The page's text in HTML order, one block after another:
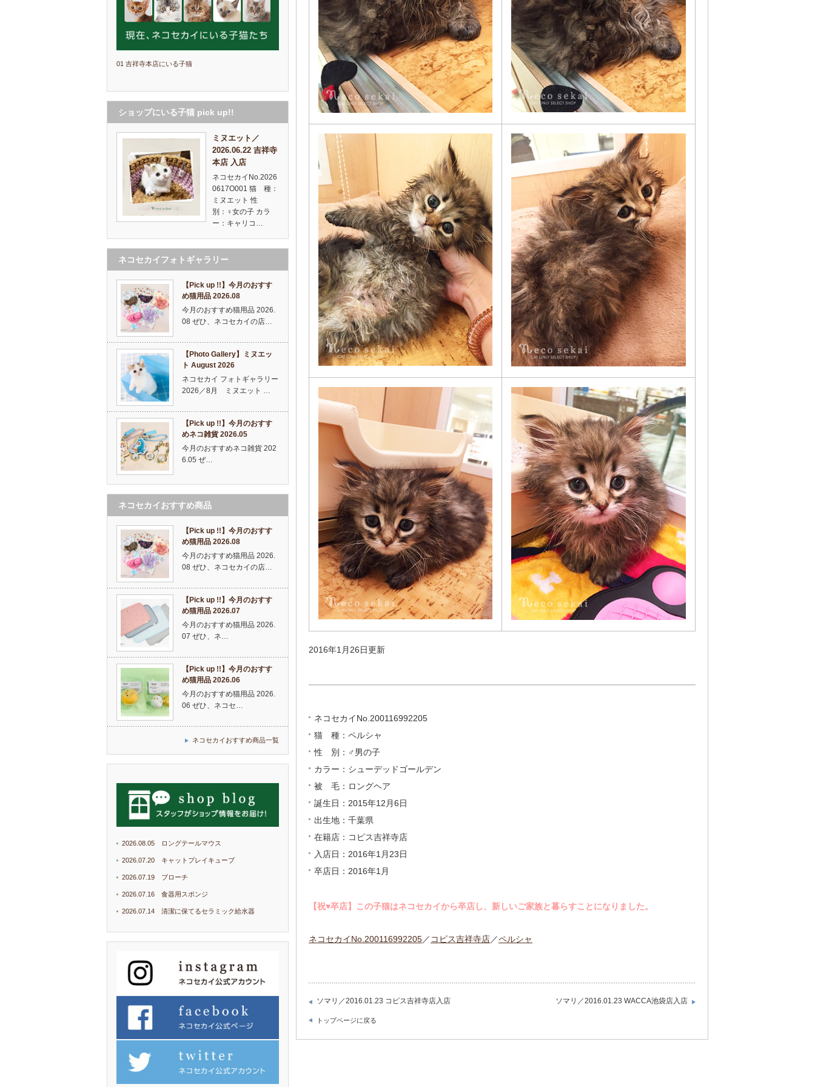
2016年1月26日更新
ネコセカイNo.200116992205
猫 種：ペルシャ
性 別：♂男の子
カラー：シューデッドゴールデン
被 毛：ロングヘア
誕生日：2015年12月6日
出生地：千葉県
在籍店：コピス吉祥寺店
入店日：2016年1月23日
卒店日：2016年1月
【祝♥︎卒店】この子猫はネコセカイから卒店し、新しいご家族と暮らすことになりました。
ネコセカイNo.200116992205／ コピス吉祥寺店／ペルシャ
ソマリ／2016.01.23 コピス吉祥寺店入店 ソマリ／2016.01.23 WACCA池袋店入店
トップページに戻る
01 吉祥寺本店にいる子猫
ショップにいる子猫 pick up!!
ミヌエット／
2026.06.22 吉祥寺
本店 入店
ネコセカイNo.2026
0617O001 猫 種：
ミヌエット 性
別：♀女の子 カラ
ー：キャリコ…
ネコセカイフォトギャラリー
【Pick up !!】今月のおすす
め猫用品 2026.08
今月のおすすめ猫用品 2026.
08 ぜひ、ネコセカイの店…
【Photo Gallery】ミヌエッ
ト August 2026
ネコセカイ フォトギャラリー
2026／8月 ミヌエット …
【Pick up !!】今月のおすす
めネコ雑貨 2026.05
今月のおすすめネコ雑貨 202
6.05 ぜ…
ネコセカイおすすめ商品
【Pick up !!】今月のおすす
め猫用品 2026.08
今月のおすすめ猫用品 2026.
08 ぜひ、ネコセカイの店…
【Pick up !!】今月のおすす
め猫用品 2026.07
今月のおすすめ猫用品 2026.
07 ぜひ、ネ…
【Pick up !!】今月のおすす
め猫用品 2026.06
今月のおすすめ猫用品 2026.
06 ぜひ、ネコセ…
ネコセカイおすすめ商品一覧
2026.08.05 ロングテールマウス
2026.07.20 キャットプレイキューブ
2026.07.19 ブローチ
2026.07.16 食器用スポンジ
2026.07.14 清潔に保てるセラミック給水器